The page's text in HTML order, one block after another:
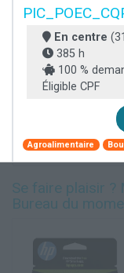
En centre
385 h
100 %
Éligible CPF
Agroalimentaire
Se faire plaisir ?
Bureau du